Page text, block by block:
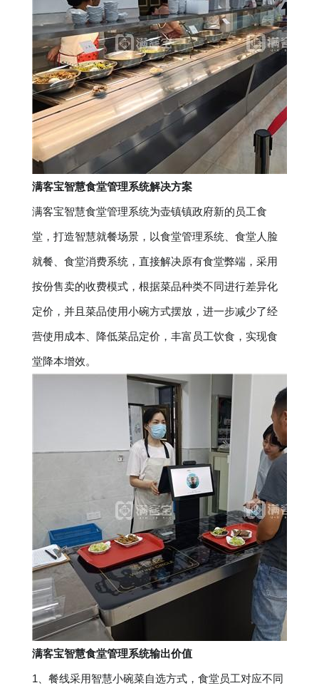
满客宝智慧食堂管理系统解决方案
满客宝智慧食堂管理系统为壶镇镇政府新的员工食
堂，打造智慧就餐场景，以食堂管理系统、食堂人脸
就餐、食堂消费系统，直接解决原有食堂弊端，采用
按份售卖的收费模式，根据菜品种类不同进行差异化
定价，并且菜品使用小碗方式摆放，进一步减少了经
营使用成本、降低菜品定价，丰富员工饮食，实现食
堂降本增效。
满客宝智慧食堂管理系统输出价值
1、餐线采用智慧小碗菜自选方式，食堂员工对应不同